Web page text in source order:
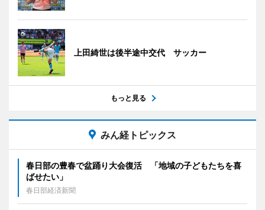
上田綺世は後半途中交代 サッカー
もっと見る
みん経トピックス
春日部の豊春で盆踊り大会復活 「地域の子どもたちを喜
ばせたい」
春日部経済新聞